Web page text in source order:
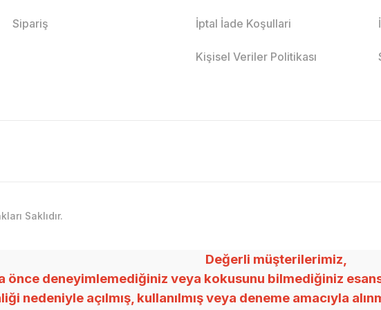
Sipariş İptal İade Koşullari
Kişisel Veriler Politikası
Saklıdır.
Değerli müşterilerimiz,
önce deneyimlemediğiniz veya kokusunu bilmediğiniz
nedeniyle açılmış, kullanılmış veya deneme amacıyla